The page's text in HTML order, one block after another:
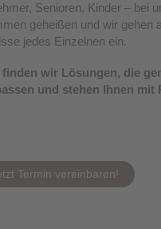
Senioren, Kinder – bei
geheißen und wir gehen
jedes Einzelnen ein.
wir Lösungen, die
und stehen Ihnen mit
Termin vereinbaren!